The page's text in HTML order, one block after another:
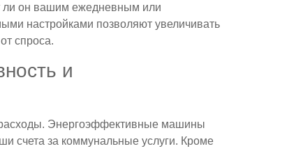
ли он вашим ежедневным или
настройками позволяют увеличивать
спроса.
и
Энергоэффективные машины
счета за коммунальные услуги. Кроме